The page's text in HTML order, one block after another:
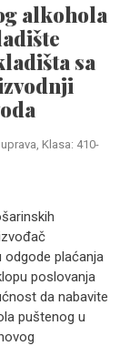
alkohola
sa
Klasa: 410-
plaćanja
poslovanja
da nabavite
puštenog u